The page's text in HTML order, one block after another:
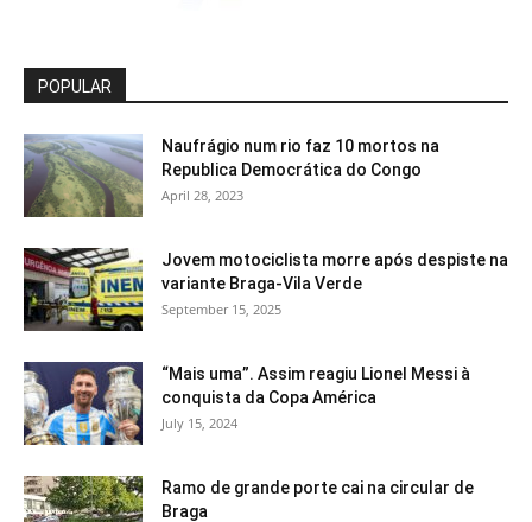
POPULAR
Naufrágio num rio faz 10 mortos na
Republica Democrática do Congo
April 28, 2023
Jovem motociclista morre após despiste na
variante Braga-Vila Verde
September 15, 2025
“Mais uma”. Assim reagiu Lionel Messi à
conquista da Copa América
July 15, 2024
Ramo de grande porte cai na circular de
Braga